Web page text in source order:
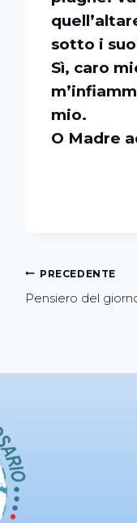
sotto i
Sì, caro
mio.
O Madre
PRECEDENTE
Pensiero del